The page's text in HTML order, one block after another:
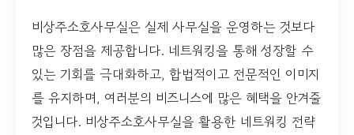
비상주소호사무실은 실제 사무실을 운영하는 것보다
많은 장점을 제공합니다. 네트워킹을 통해 성장할 수
있는 기회를 극대화하고, 합법적이고 전문적인 이미지
를 유지하며, 여러분의 비즈니스에 많은 혜택을 안겨줄
것입니다. 비상주소호사무실을 활용한 네트워킹 전략